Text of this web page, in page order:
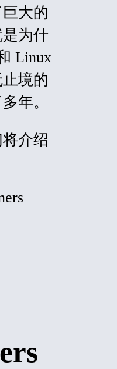
大的
为什
Linux
境的
年。
介绍